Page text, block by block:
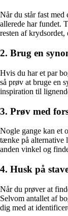
Når du står fast med
allerede har fundet.
resten af
2. Brug en
Hvis du har et par
så prøv at bruge en
inspiration til
3. Prøv med
Nogle gange kan et
tænke på alternative
anden vinkel og
4. Husk på
Når du prøver at
Selvom antallet af
dig med at